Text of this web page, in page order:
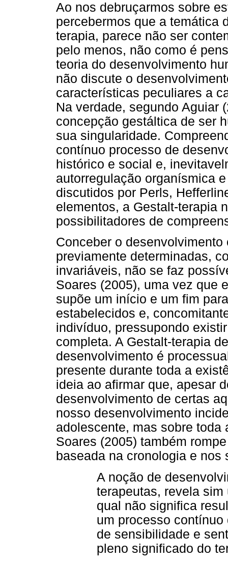
Ao nos debruçarmos sobre
percebermos que a temática
terapia, parece não ser
pelo menos, não como é
teoria do desenvolvimento
não discute o
características peculiares a
Na verdade, segundo Aguiar
concepção gestáltica de ser
sua singularidade.
contínuo processo de
histórico e social e,
autorregulação organísmica
discutidos por Perls,
elementos, a Gestalt-terapia
possibilitadores de
Conceber o
previamente determinadas,
invariáveis, não se faz
Soares (2005), uma vez que
supõe um início e um fim
estabelecidos e,
indivíduo, pressupondo
completa. A Gestalt-terapia
desenvolvimento é
presente durante toda a
ideia ao afirmar que, apesar
desenvolvimento de certas
nosso desenvolvimento
adolescente, mas sobre toda
Soares (2005) também
baseada na cronologia e
A noção de
terapeutas, revela
qual não significa
um processo
de sensibilidade e
pleno significado do